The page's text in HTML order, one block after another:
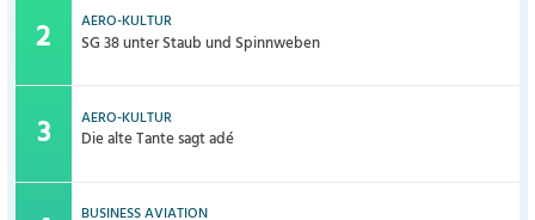
AERO-KULTUR
SG 38 unter Staub und Spinnweben
AERO-KULTUR
Die alte Tante sagt adé
BUSINESS AVIATION